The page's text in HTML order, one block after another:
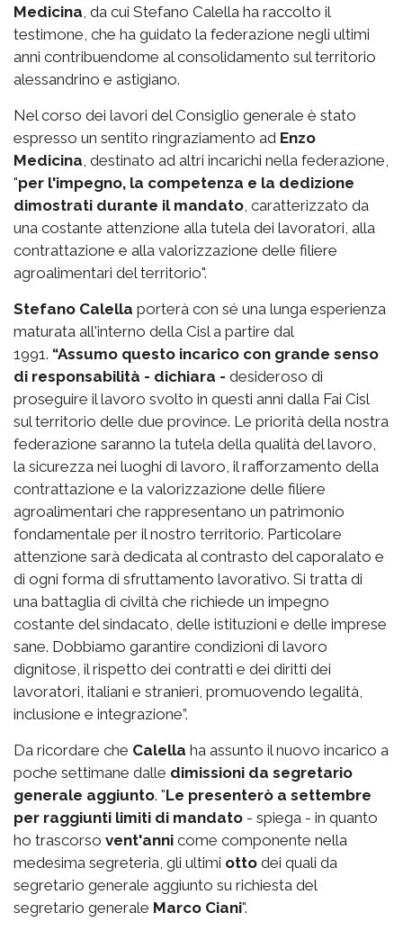
Medicina, da cui Stefano Calella ha raccolto il
testimone, che ha guidato la federazione negli ultimi
anni contribuendome al consolidamento sul territorio
alessandrino e astigiano.
Nel corso dei lavori del Consiglio generale è stato
espresso un sentito ringraziamento ad Enzo
Medicina, destinato ad altri incarichi nella federazione,
"per l'impegno, la competenza e la dedizione
dimostrati durante il mandato, caratterizzato da
una costante attenzione alla tutela dei lavoratori, alla
contrattazione e alla valorizzazione delle filiere
agroalimentari del territorio".
Stefano Calella porterà con sé una lunga esperienza
maturata all'interno della Cisl a partire dal
1991. “Assumo questo incarico con grande senso
di responsabilità - dichiara - desideroso di
proseguire il lavoro svolto in questi anni dalla Fai Cisl
sul territorio delle due province. Le priorità della nostra
federazione saranno la tutela della qualità del lavoro,
la sicurezza nei luoghi di lavoro, il rafforzamento della
contrattazione e la valorizzazione delle filiere
agroalimentari che rappresentano un patrimonio
fondamentale per il nostro territorio. Particolare
attenzione sarà dedicata al contrasto del caporalato e
di ogni forma di sfruttamento lavorativo. Si tratta di
una battaglia di civiltà che richiede un impegno
costante del sindacato, delle istituzioni e delle imprese
sane. Dobbiamo garantire condizioni di lavoro
dignitose, il rispetto dei contratti e dei diritti dei
lavoratori, italiani e stranieri, promuovendo legalità,
inclusione e integrazione”.
Da ricordare che Calella ha assunto il nuovo incarico a
poche settimane dalle dimissioni da segretario
generale aggiunto. "Le presenterò a settembre
per raggiunti limiti di mandato - spiega - in quanto
ho trascorso vent'anni come componente nella
medesima segreteria, gli ultimi otto dei quali da
segretario generale aggiunto su richiesta del
segretario generale Marco Ciani".